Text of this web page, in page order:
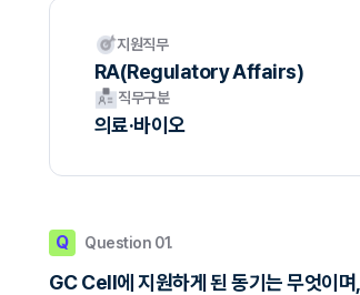
지원직무
RA(Regulatory Affairs)
직무구분
의료·바이오
Q Question 01.
GC Cell에 지원하게 된 동기는 무엇이